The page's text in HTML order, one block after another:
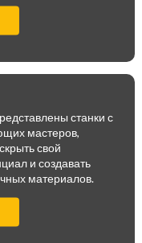
станки с
мастеров,
свой
и создавать
материалов.